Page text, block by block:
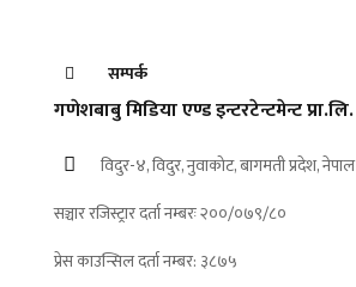
सम्पर्क
गणेशबाबु मिडिया एण्ड इन्टरटेन्टमेन्ट प्रा.लि.
विदुर-४, विदुर, नुवाकोट, बागमती प्रदेश, नेपाल
सञ्चार रजिस्ट्रार दर्ता नम्बरः २००/०७९/८०
प्रेस काउन्सिल दर्ता नम्बर: ३८७५